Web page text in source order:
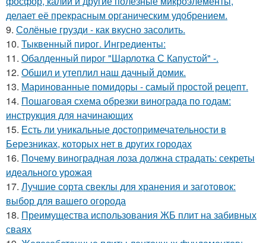
делает её прекрасным органическим удобрением.
9. Солёные грузди - как вкусно засолить.
10. Тыквенный пирог. Ингредиенты:
11. Обалденный пирог "Шарлотка С Капустой" -.
12. Обшил и утеплил наш дачный домик.
13. Маринованные помидоры - самый простой рецепт.
14. Пошаговая схема обрезки винограда по годам:
инструкция для начинающих
15. Есть ли уникальные достопримечательности в
Березниках, которых нет в других городах
16. Почему виноградная лоза должна страдать: секреты
идеального урожая
17. Лучшие сорта свеклы для хранения и заготовок:
выбор для вашего огорода
18. Преимущества использования ЖБ плит на забивных
сваях